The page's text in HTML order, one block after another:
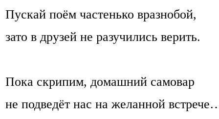
Пускай поём частенько вразнобой,
зато в друзей не разучились верить.
Пока скрипим, домашний самовар
не подведёт нас на желанной